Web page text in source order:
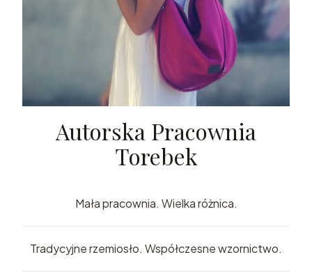
Autorska Pracownia
Torebek
Mała pracownia. Wielka różnica.
Tradycyjne rzemiosło. Współczesne wzornictwo.